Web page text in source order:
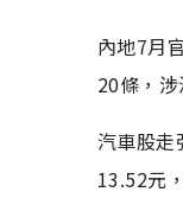
內地7月
20條，
汽車股
13.52元